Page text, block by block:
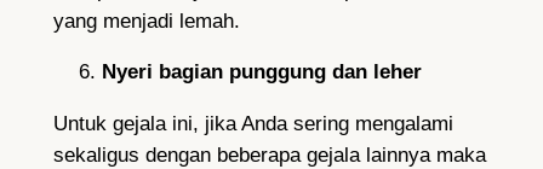
yang menjadi lemah.
Nyeri bagian punggung dan leher
Untuk gejala ini, jika Anda sering mengalami
sekaligus dengan beberapa gejala lainnya maka